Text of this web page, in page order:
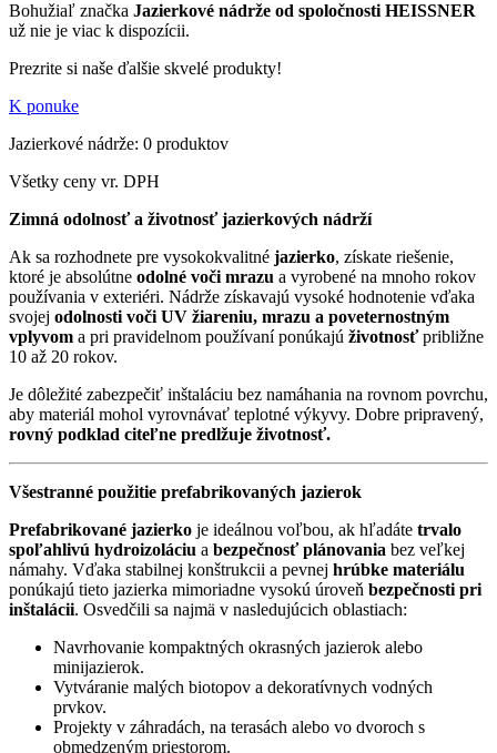
Bohužiaľ značka Jazierkové nádrže od spoločnosti HEISSNER
už nie je viac k dispozícii.
Prezrite si naše ďalšie skvelé produkty!
K ponuke
Jazierkové nádrže: 0 produktov
Všetky ceny vr. DPH
Zimná odolnosť a životnosť jazierkových nádrží
Ak sa rozhodnete pre vysokokvalitné jazierko, získate riešenie,
ktoré je absolútne odolné voči mrazu a vyrobené na mnoho rokov
používania v exteriéri. Nádrže získavajú vysoké hodnotenie vďaka
svojej odolnosti voči UV žiareniu, mrazu a poveternostným
vplyvom a pri pravidelnom používaní ponúkajú životnosťpribližne
10 až 20 rokov.
Je dôležité zabezpečiť inštaláciu bez namáhania na rovnom povrchu,
aby materiál mohol vyrovnávať teplotné výkyvy. Dobre pripravený,
rovný podklad citeľne predlžuje životnosť.
Všestranné použitie prefabrikovaných jazierok
Prefabrikované jazierko je ideálnou voľbou, ak hľadáte trvalo
spoľahlivú hydroizoláciu a bezpečnosť plánovania bez veľkej
námahy. Vďaka stabilnej konštrukcii a pevnej hrúbke materiálu
ponúkajú tieto jazierka mimoriadne vysokú úroveň bezpečnosti pri
inštalácii. Osvedčili sa najmä v nasledujúcich oblastiach:
Navrhovanie kompaktných okrasných jazierok alebo
minijazierok.
Vytváranie malých biotopov a dekoratívnych vodných
prvkov.
Projekty v záhradách, na terasách alebo vo dvoroch s
obmedzeným priestorom.